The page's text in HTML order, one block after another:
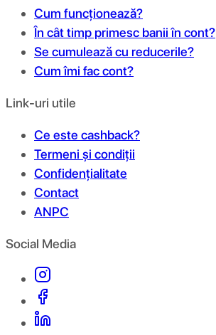
Cum funcționează?
În cât timp primesc banii în cont?
Se cumulează cu reducerile?
Cum îmi fac cont?
Link-uri utile
Ce este cashback?
Termeni și condiții
Confidențialitate
Contact
ANPC
Social Media